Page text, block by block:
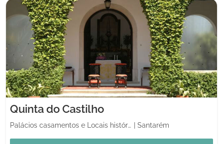
Quinta do Castilho
Palácios casamentos e Locais históricos Santarém